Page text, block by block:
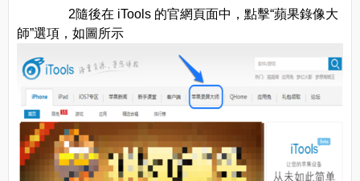
2隨後在 iTools 的官網頁面中，點擊“蘋果錄像大
師”選項，如圖所示